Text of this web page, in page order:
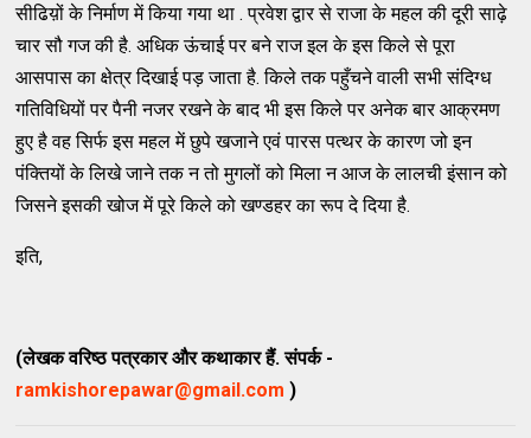
सीढिय़ों के निर्माण में किया गया था . प्रवेश द्वार से राजा के महल की दूरी साढ़े
चार सौ गज की है. अधिक ऊंचाई पर बने राज इल के इस किले से पूरा
आसपास का क्षेत्र दिखाई पड़ जाता है. किले तक पहुँचने वाली सभी संदिग्ध
गतिविधियों पर पैनी नजर रखने के बाद भी इस किले पर अनेक बार आक्रमण
हुए है वह सिर्फ इस महल में छुपे खजाने एवं पारस पत्थर के कारण जो इन
पंक्तियों के लिखे जाने तक न तो मुगलों को मिला न आज के लालची इंसान को
जिसने इसकी खोज में पूरे किले को खण्डहर का रूप दे दिया है.
इति,
(लेखक वरिष्ठ पत्रकार और कथाकार हैं. संपर्क -
ramkishorepawar@gmail.com )